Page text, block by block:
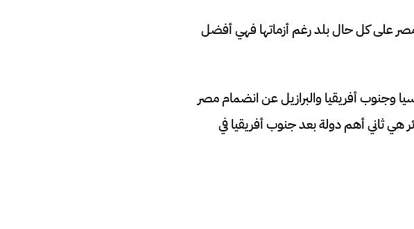
على كل حال بلد رغم أزماتها فهي أفضل
وجنوب أفريقيا والبرازيل عن انضمام مصر
هي ثاني أهم دولة بعد جنوب أفريقيا في